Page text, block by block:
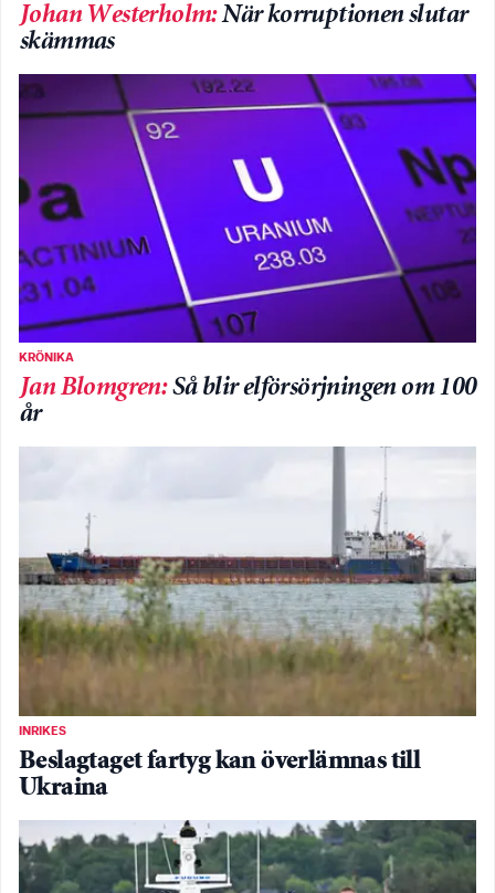
Johan Westerholm:När korruptionen slutar
skämmas
KRÖNIKA
Jan Blomgren:Så blir elförsörjningen om 100
år
INRIKES
Beslagtaget fartyg kan överlämnas till
Ukraina